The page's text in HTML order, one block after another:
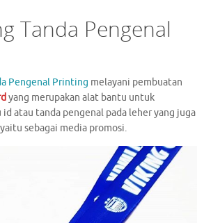
Tanda Pengenal
Pengenal Printing melayani pembuatan
yang merupakan alat bantu untuk
atau tanda pengenal pada leher yang juga
sebagai media promosi.